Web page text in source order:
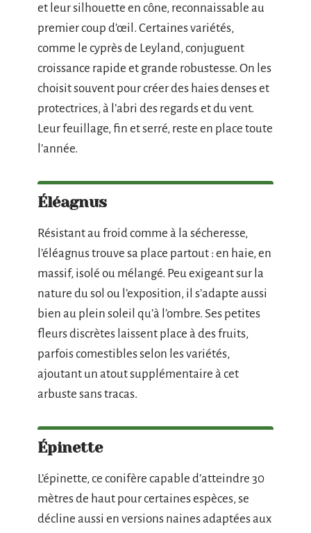
et leur silhouette en cône, reconnaissable au
premier coup d’œil. Certaines variétés,
comme le cyprès de Leyland, conjuguent
croissance rapide et grande robustesse. On les
choisit souvent pour créer des haies denses et
protectrices, à l’abri des regards et du vent.
Leur feuillage, fin et serré, reste en place toute
l’année.
Éléagnus
Résistant au froid comme à la sécheresse,
l’éléagnus trouve sa place partout : en haie, en
massif, isolé ou mélangé. Peu exigeant sur la
nature du sol ou l’exposition, il s’adapte aussi
bien au plein soleil qu’à l’ombre. Ses petites
fleurs discrètes laissent place à des fruits,
parfois comestibles selon les variétés,
ajoutant un atout supplémentaire à cet
arbuste sans tracas.
Épinette
L’épinette, ce conifère capable d’atteindre 30
mètres de haut pour certaines espèces, se
décline aussi en versions naines adaptées aux